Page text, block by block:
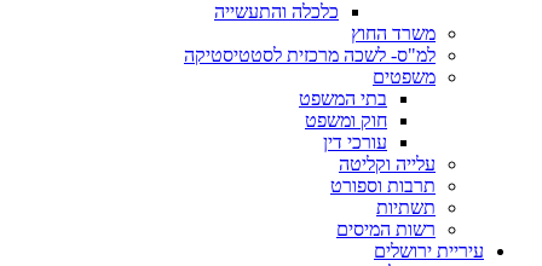
כלכלה והתעשייה
משרד החוץ
למ"ס- לשכה מרכזית לסטטיסטיקה
משפטים
בתי המשפט
חוק ומשפט
עורכי דין
עלייה וקליטה
תרבות וספורט
תשתיות
רשות המיסים
עיריית ירושלים